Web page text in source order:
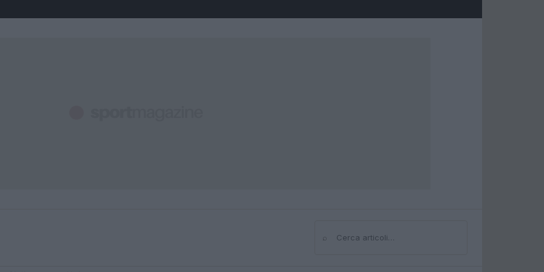
⌕Cerca